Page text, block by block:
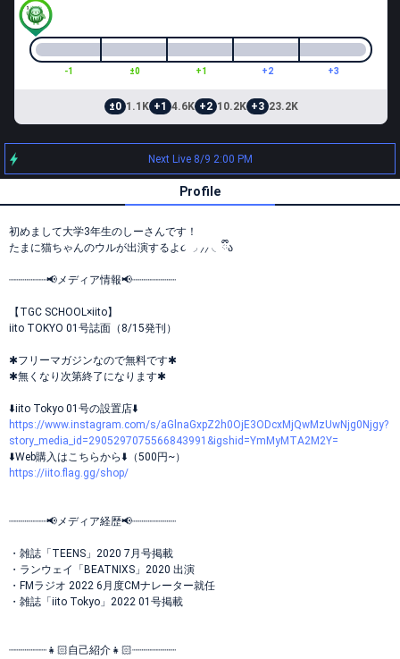
-1 ±0 +1 +2 +3
±0 1.1K +1 4.6K +2 10.2K +3 23.2K
Next Live 8/9 2:00 PM
Profile
初めまして大学3年生のしーさんです！
たまに猫ちゃんのウルが出演するよ૮ ◞ ⸝⸝ ◟ ྀིა
┈┈┈┈┈┈📢メディア情報📢┈┈┈┈┈┈┈
【TGC SCHOOL×iito】
iito TOKYO 01号誌面（8/15発刊）
✱フリーマガジンなので無料です✱
✱無くなり次第終了になります✱
⬇️iito Tokyo 01号の設置店⬇️
https://www.instagram.com/s/aGlnaGxpZ2h0OjE3ODcxMjQwMzUwNjg0Njgy?
story_media_id=2905297075566843991&igshid=YmMyMTA2M2Y=
⬇️Web購入はこちらから⬇️（500円~）
https://iito.flag.gg/shop/
┈┈┈┈┈┈📢メディア経歴📢┈┈┈┈┈┈┈
・雑誌「TEENS」2020 7月号掲載
・ランウェイ「BEATNIXS」2020 出演
・FMラジオ 2022 6月度CMナレーター就任
・雑誌「iito Tokyo」2022 01号掲載
┈┈┈┈┈┈👧🏻自己紹介👧🏻┈┈┈┈┈┈┈